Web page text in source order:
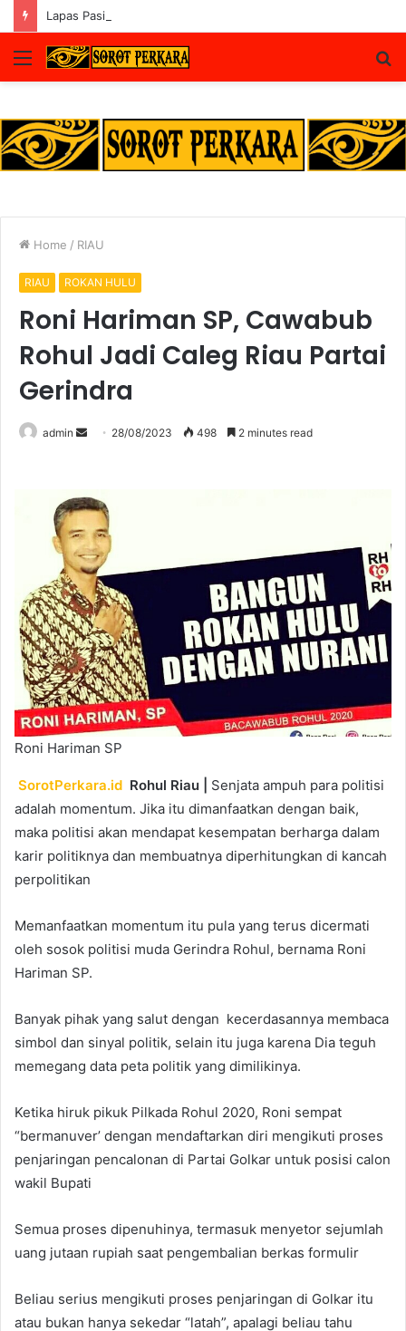
Menu
Home / RIAU
RIAU ROKAN HULU
Roni Hariman SP, Cawabub
Rohul Jadi Caleg Riau Partai
Gerindra
admin
Send 28/08/2023 498 2 minutes read
Roni Hariman SP
SorotPerkara.id Rohul Riau | Senjata ampuh para politisi
adalah momentum. Jika itu dimanfaatkan dengan baik,
maka politisi akan mendapat kesempatan berharga dalam
karir politiknya dan membuatnya diperhitungkan di kancah
perpolitikan
Memanfaatkan momentum itu pula yang terus dicermati
oleh sosok politisi muda Gerindra Rohul, bernama Roni
Hariman SP.
Banyak pihak yang salut dengan kecerdasannya membaca
simbol dan sinyal politik, selain itu juga karena Dia teguh
memegang data peta politik yang dimilikinya.
Ketika hiruk pikuk Pilkada Rohul 2020, Roni sempat
“bermanuver’ dengan mendaftarkan diri mengikuti proses
penjaringan pencalonan di Partai Golkar untuk posisi calon
wakil Bupati
Semua proses dipenuhinya, termasuk menyetor sejumlah
uang jutaan rupiah saat pengembalian berkas formulir
Beliau serius mengikuti proses penjaringan di Golkar itu
atau bukan hanya sekedar “latah”, apalagi beliau tahu